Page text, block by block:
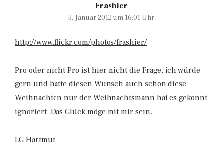
Frashier
5. Januar 2012 um 16:01 Uhr
http://www.flickr.com/photos/frashier/
Pro oder nicht Pro ist hier nicht die Frage, ich würde
gern und hatte diesen Wunsch auch schon diese
Weihnachten nur der Weihnachtsmann hat es gekonnt
ignoriert. Das Glück möge mit mir sein.
LG Hartmut